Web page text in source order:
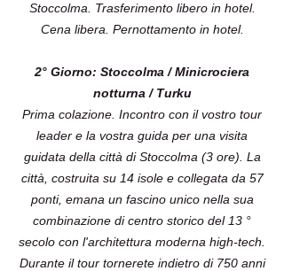
Stoccolma. Trasferimento libero in hotel.
Cena libera. Pernottamento in hotel.
2° Giorno: Stoccolma / Minicrociera
notturna / Turku
Prima colazione. Incontro con il vostro tour
leader e la vostra guida per una visita
guidata della città di Stoccolma (3 ore). La
città, costruita su 14 isole e collegata da 57
ponti, emana un fascino unico nella sua
combinazione di centro storico del 13 °
secolo con l'architettura moderna high-tech.
Durante il tour tornerete indietro di 750 anni